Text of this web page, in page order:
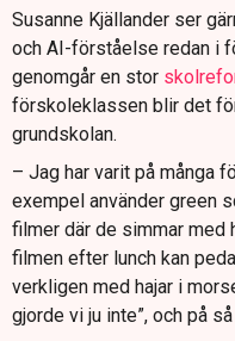
Susanne Kjällander ser
och AI-förståelse redan i
genomgår en stor
förskoleklassen blir det
grundskolan.
– Jag har varit på många
exempel använder green
filmer där de simmar med
filmen efter lunch kan
verkligen med hajar i
gjorde vi ju inte”, och på